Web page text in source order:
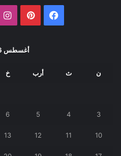
أغسطس 2026
ن ث أرب خ
3
4
5
6
10
11
12
13